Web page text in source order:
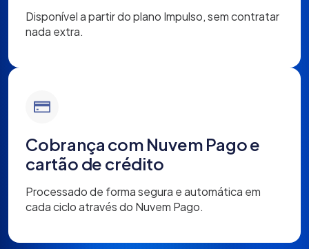
Disponível a partir do plano Impulso, sem contratar
nada extra.
Cobrança com Nuvem Pago e
cartão de crédito
Processado de forma segura e automática em
cada ciclo através do Nuvem Pago.